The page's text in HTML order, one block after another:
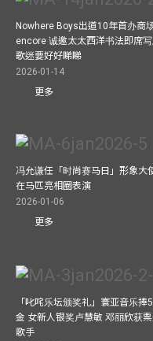
Nowhere Boys出道10年首办商
encore 诚邀太太西洋书法即席
歌迷要好好睇睇
2026-01-14
更多
冯允谦任「时尚赛马日」形象大
在马匹亮相圈表演
2026-01-06
更多
「叱咤乐坛颁奖礼」寰亚音乐捧
金 女新人银奖卢慧敏 邓丽欣获
歌手